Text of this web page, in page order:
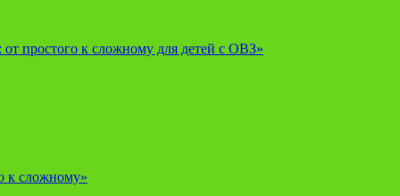
простого к сложному для детей с ОВЗ»
к сложному»